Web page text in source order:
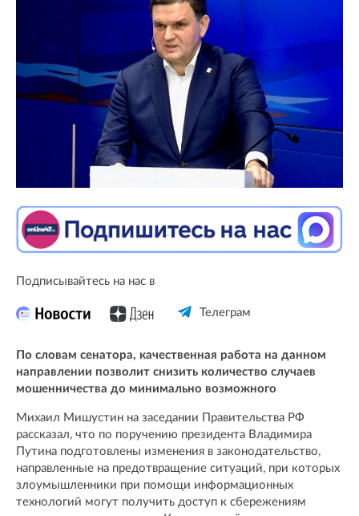
Подписывайтесь на нас в
Телеграм
По словам сенатора, качественная работа на данном
направлении позволит снизить количество случаев
мошенничества до минимально возможного
Михаил Мишустин на заседании Правительства РФ
рассказал, что по поручению президента Владимира
Путина подготовлены изменения в законодательство,
направленные на предотвращение ситуаций, при которых
злоумышленники при помощи информационных
технологий могут получить доступ к сбережениям